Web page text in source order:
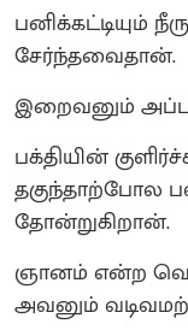
பனிக்கட்டியும்
சேர்ந்தவைதான்.
இறைவனும்
பக்தியின்
தகுந்தாற்போல
தோன்றுகிறான்.
ஞானம் என்ற
அவனும்